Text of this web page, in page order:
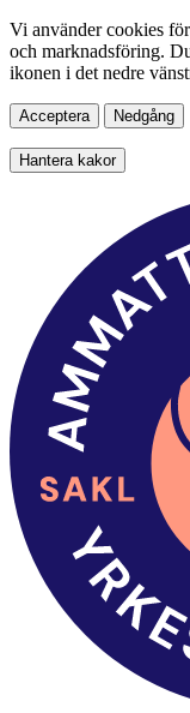
Vi använder cookies
och marknadsföring.
ikonen i det nedre
Acceptera Nedgång
Hantera kakor